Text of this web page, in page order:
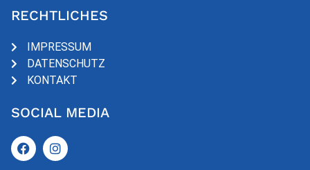
RECHTLICHES
IMPRESSUM
DATENSCHUTZ
KONTAKT
SOCIAL MEDIA